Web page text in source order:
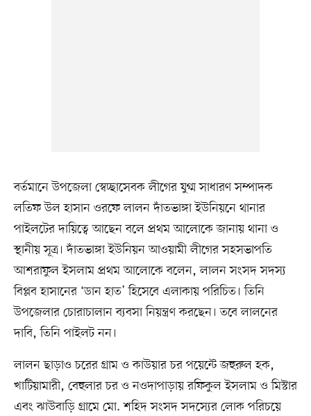
বর্তমানে উপজেলা স্বেচ্ছাসেবক লীগের যুগ্ম সাধারণ সম্পাদক
লতিফ উল হাসান ওরফে লালন দাঁতভাঙ্গা ইউনিয়নে থানার
পাইলটের দায়িত্বে আছেন বলে প্রথম আলোকে জানায় থানা ও
স্থানীয় সূত্র। দাঁতভাঙ্গা ইউনিয়ন আওয়ামী লীগের সহসভাপতি
আশরাফুল ইসলাম প্রথম আলোকে বলেন, লালন সংসদ সদস্য
বিপ্লব হাসানের ‘ডান হাত’ হিসেবে এলাকায় পরিচিত। তিনি
উপজেলার চোরাচালান ব্যবসা নিয়ন্ত্রণ করছেন। তবে লালনের
দাবি, তিনি পাইলট নন।
লালন ছাড়াও চরের গ্রাম ও কাউয়ার চর পয়েন্টে জহুরুল হক,
খাটিয়ামারী, বেহুলার চর ও নওদাপাড়ায় রফিকুল ইসলাম ও মিস্টার
এবং ঝাউবাড়ি গ্রামে মো. শহিদ সংসদ সদস্যের লোক পরিচয়ে